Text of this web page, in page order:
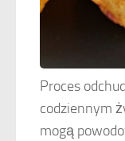
Proces
codziennym
mogą